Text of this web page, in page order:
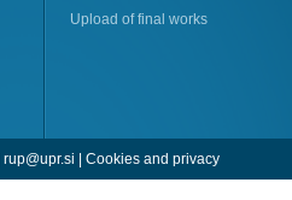
Upload of final works
rup@upr.si | Cookies and privacy